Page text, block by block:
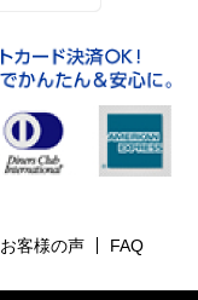
お客様の声 FAQ